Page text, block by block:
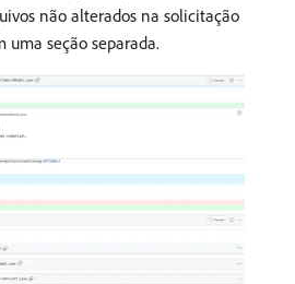
não alterados na solicitação
uma seção separada.